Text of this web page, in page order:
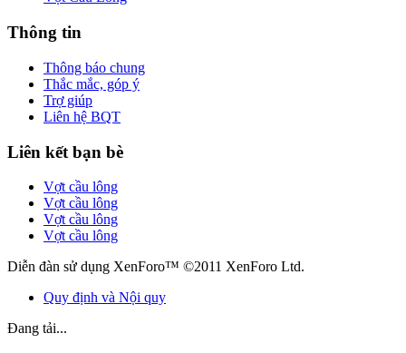
Thông tin
Thông báo chung
Thắc mắc, góp ý
Trợ giúp
Liên hệ BQT
Liên kết bạn bè
Vợt cầu lông
Vợt cầu lông
Vợt cầu lông
Vợt cầu lông
Diễn đàn sử dụng XenForo™ ©2011 XenForo Ltd.
Quy định và Nội quy
Đang tải...